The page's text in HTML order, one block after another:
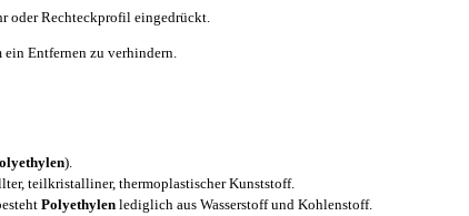
oder Rechteckprofil eingedrückt.
Entfernen zu verhindern.
).
teilkristalliner, thermoplastischer Kunststoff.
Polyethylen lediglich aus Wasserstoff und Kohlenstoff.